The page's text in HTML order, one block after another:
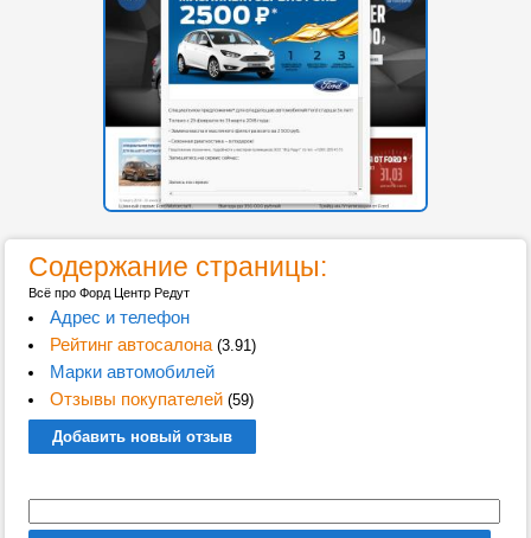
Содержание страницы:
Всё про Форд Центр Редут
Адрес и телефон
Рейтинг автосалона(3.91)
Марки автомобилей
Отзывы покупателей(59)
Добавить новый отзыв